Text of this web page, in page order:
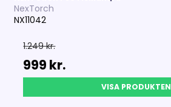
NexTorch
NX11042
1.249 kr.
999 kr.
VISA PRODUKTEN